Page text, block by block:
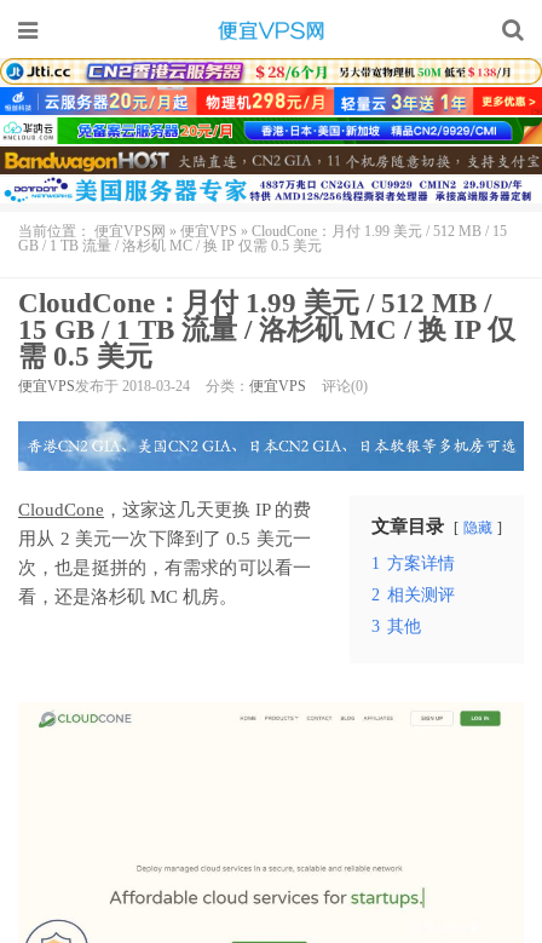
当前位置： 便宜VPS网 » 便宜VPS » CloudCone：月付 1.99 美元 / 512 MB / 15
GB / 1 TB 流量 / 洛杉矶 MC / 换 IP 仅需 0.5 美元
CloudCone：月付 1.99 美元 / 512 MB /
15 GB / 1 TB 流量 / 洛杉矶 MC / 换 IP 仅
需 0.5 美元
便宜VPS发布于 2018-03-24 分类： 便宜VPS 评论(0)
文章目录 隐藏
1 方案详情
2 相关测评
3 其他
CloudCone ，这家这几天更换 IP 的费
用从 2 美元一次下降到了 0.5 美元一
次，也是挺拼的，有需求的可以看一
看，还是洛杉矶 MC 机房。